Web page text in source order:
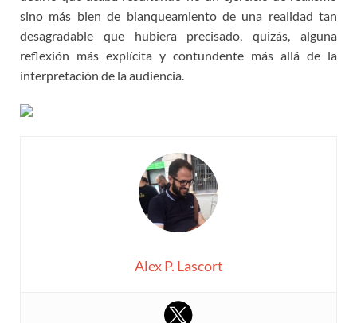
sino más bien de blanqueamiento de una realidad tan
desagradable que hubiera precisado, quizás, alguna
reflexión más explícita y contundente más allá de la
interpretación de la audiencia.
Alex P. Lascort